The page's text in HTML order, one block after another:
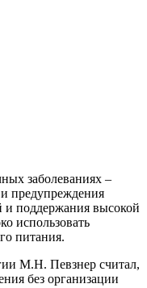
заболеваниях –
предупреждения
и поддержания высокой
использовать
питания.
М.Н. Певзнер считал,
без организации